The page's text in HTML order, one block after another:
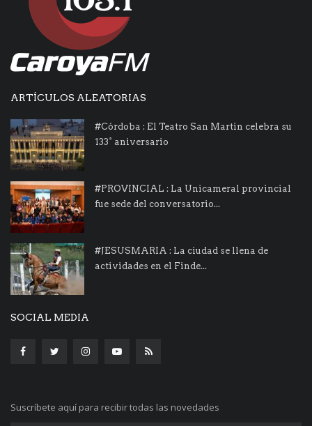
ARTÍCULOS ALEATORIAS
#Córdoba : El Teatro San Martin celebra su
133° aniversario
#PROVINCIAL : La Unicameral provincial
fue sede del conversatorio...
#JESUSMARIA : La ciudad se llena de
actividades en el Finde...
SOCIAL MEDIA
Suscríbete aquí para recibir todas las novedades